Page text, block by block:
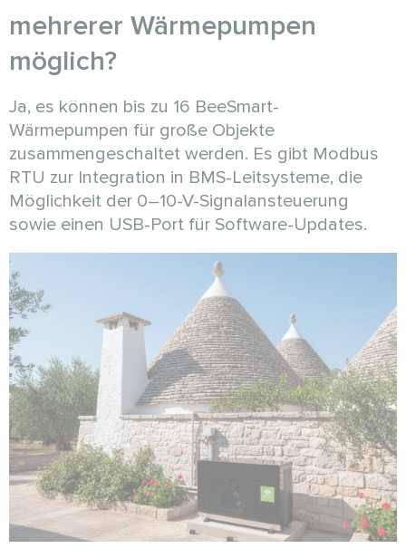
mehrerer Wärmepumpen
möglich?
Ja, es können bis zu 16 BeeSmart-
Wärmepumpen für große Objekte
zusammengeschaltet werden. Es gibt Modbus
RTU zur Integration in BMS-Leitsysteme, die
Möglichkeit der 0–10-V-Signalansteuerung
sowie einen USB-Port für Software-Updates.